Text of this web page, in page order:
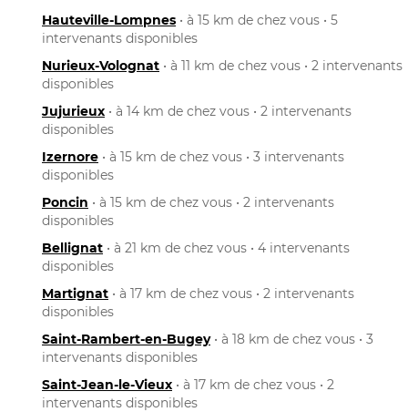
Hauteville-Lompnes • à 15 km de chez vous • 5
intervenants disponibles
Nurieux-Volognat • à 11 km de chez vous • 2 intervenants
disponibles
Jujurieux • à 14 km de chez vous • 2 intervenants
disponibles
Izernore • à 15 km de chez vous • 3 intervenants
disponibles
Poncin • à 15 km de chez vous • 2 intervenants
disponibles
Bellignat • à 21 km de chez vous • 4 intervenants
disponibles
Martignat • à 17 km de chez vous • 2 intervenants
disponibles
Saint-Rambert-en-Bugey• à 18 km de chez vous • 3
intervenants disponibles
Saint-Jean-le-Vieux • à 17 km de chez vous • 2
intervenants disponibles